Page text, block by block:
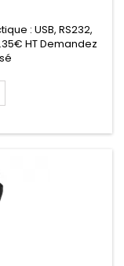
: USB, RS232,
HT Demandez